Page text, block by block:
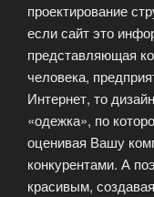
проектирование
если сайт это
представляющая
человека,
Интернет, то
«одежка», по
оценивая Вашу
конкурентами. А
красивым,